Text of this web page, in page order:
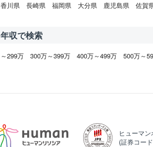
香川県
長崎県 福岡県 大分県 鹿児島県 佐賀
年収で検索
～299万 300万～399万 400万～499万 500万～
ヒューマ
(証券コー